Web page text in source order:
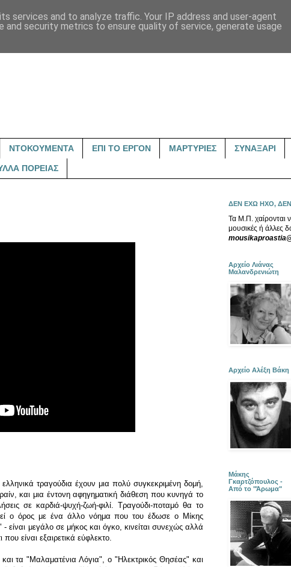
ΝΤΟΚΟΥΜΕΝΤΑ ΕΠΙ ΤΟ ΕΡΓΟΝ ΜΑΡΤΥΡΙΕΣ ΣΥΝΑΞΑΡΙ
ΠΟΡΕΙΑΣ
τραγούδια έχουν μια πολύ συγκεκριμένη δομή,
και μια έντονη αφηγηματική διάθεση που κυνηγά το
σε καρδιά-ψυχή-ζωή-φιλί. Τραγούδι-ποταμό θα το
ο όρος με ένα άλλο νόημα που του έδωσε ο Μίκης
μεγάλο σε μήκος και όγκο, κινείται συνεχώς αλλά
είναι εξαιρετικά εύφλεκτο.
τα "Μαλαματένια Λόγια", ο "Ηλεκτρικός Θησέας" και
ΔΕΝ ΕΧΩ ΗΧΟ, ΔΕΝ
Τα Μ.Π. χαίρονται
μουσικές ή άλλες
Αρχείο Λιάνας
Μαλανδρενιώτη
Αρχείο Αλέξη Βάκη
Μάκης
Γκαρτζόπουλος -
Από το "Άρωμα"
services and to analyze traffic. Your IP address and user-agent
and security metrics to ensure quality of service, generate usage